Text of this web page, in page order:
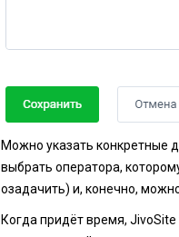
Можно указать конкретные
выбрать оператора,
озадачить) и, конечно,
Когда придёт время,